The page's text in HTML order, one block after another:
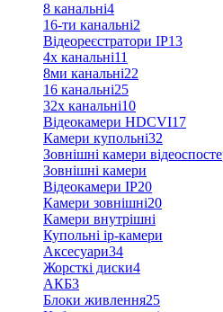
8 канальні4
16-ти канальні2
Відеореєстратори IP13
4х канальні11
8ми канальні22
16 канальні25
32x канальні10
Відеокамери HDCVI17
Камери купольні32
Зовнішні камери
Зовнішні камери
Відеокамери IP20
Камери зовнішні20
Камери внутрішні
Купольні ip-камери
Аксесуари34
Жорсткі диски4
АКБ3
Блоки живлення25